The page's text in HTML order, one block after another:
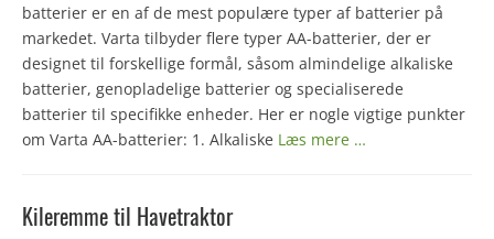
batterier er en af de mest populære typer af batterier på
markedet. Varta tilbyder flere typer AA-batterier, der er
designet til forskellige formål, såsom almindelige alkaliske
batterier, genopladelige batterier og specialiserede
batterier til specifikke enheder. Her er nogle vigtige punkter
om Varta AA-batterier: 1. Alkaliske Læs mere …
Kileremme til Havetraktor